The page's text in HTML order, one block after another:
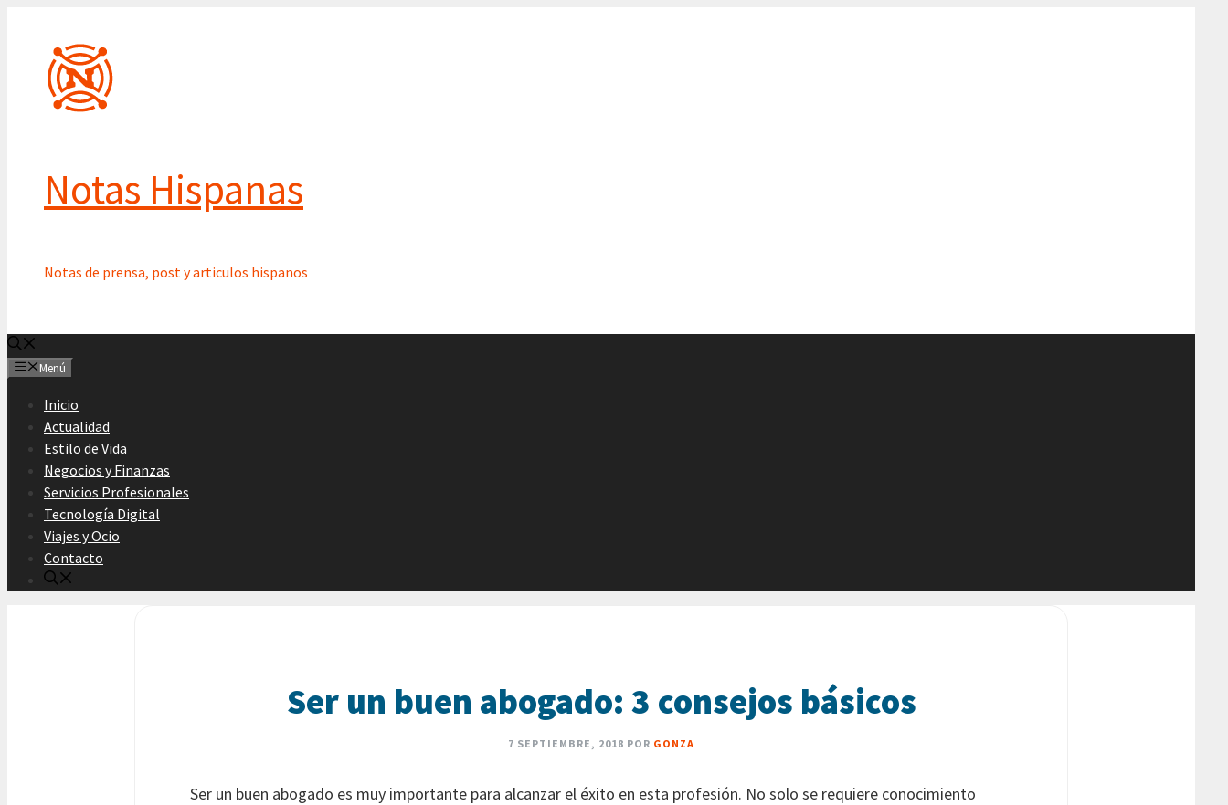
contenido
Notas Hispanas
Notas de prensa, post y articulos hispanos
Menú
Inicio
Actualidad
Estilo de Vida
Negocios y Finanzas
Servicios Profesionales
Tecnología Digital
Viajes y Ocio
Contacto
Ser un buen abogado: 3 consejos básicos
7 SEPTIEMBRE, 2018 POR GONZA
Ser un buen abogado es muy importante para alcanzar el éxito en esta profesión. No solo se requiere conocimiento